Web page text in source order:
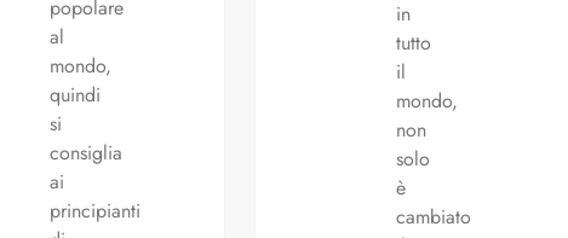
popolare
al
mondo,
quindi
si
consiglia
ai
principianti
in
tutto
il
mondo,
non
solo
è
cambiato